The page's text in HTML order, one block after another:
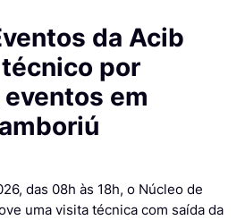
da Acib
por
em
das 08h às 18h, o Núcleo de
uma visita técnica com saída da